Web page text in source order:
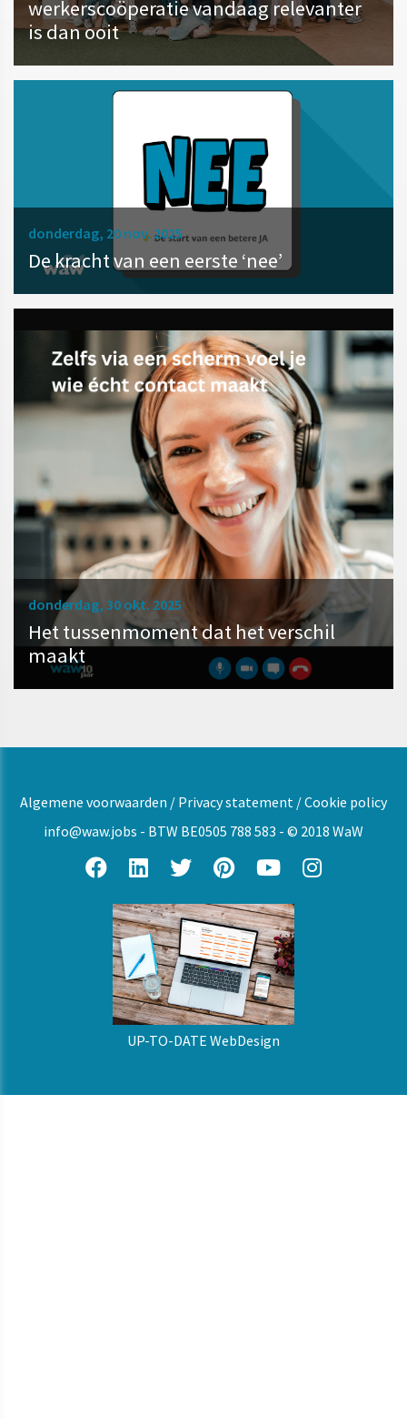
werkerscoöperatie vandaag relevanter
is dan ooit
donderdag, 20 nov. 2025
De kracht van een eerste ‘nee’
donderdag, 30 okt. 2025
Het tussenmoment dat het verschil
maakt
Algemene voorwaarden / Privacy statement /Cookie policy
info@waw.jobs - BTW BE0505 788 583 - © 2018 WaW
UP-TO-DATE WebDesign